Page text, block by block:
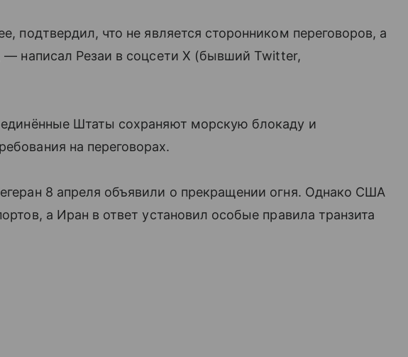
подтвердил, что не является сторонником переговоров, а
— написал Резаи в соцсети X (бывший Twitter,
Штаты сохраняют морскую блокаду и
на переговорах.
8 апреля объявили о прекращении огня. Однако США
а Иран в ответ установил особые правила транзита